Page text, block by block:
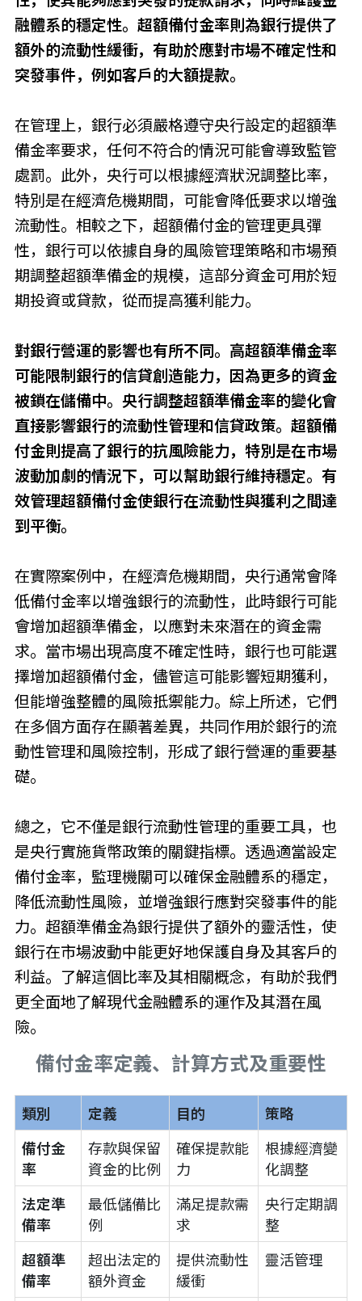
融體系的穩定性。超額備付金率則為銀行提供了
額外的流動性緩衝，有助於應對市場不確定性和
突發事件，例如客戶的大額提款。
在管理上，銀行必須嚴格遵守央行設定的超額準
備金率要求，任何不符合的情況可能會導致監管
處罰。此外，央行可以根據經濟狀況調整比率，
特別是在經濟危機期間，可能會降低要求以增強
流動性。相較之下，超額備付金的管理更具彈
性，銀行可以依據自身的風險管理策略和市場預
期調整超額準備金的規模，這部分資金可用於短
期投資或貸款，從而提高獲利能力。
對銀行營運的影響也有所不同。高超額準備金率
可能限制銀行的信貸創造能力，因為更多的資金
被鎖在儲備中。央行調整超額準備金率的變化會
直接影響銀行的流動性管理和信貸政策。超額備
付金則提高了銀行的抗風險能力，特別是在市場
波動加劇的情況下，可以幫助銀行維持穩定。有
效管理超額備付金使銀行在流動性與獲利之間達
到平衡。
在實際案例中，在經濟危機期間，央行通常會降
低備付金率以增強銀行的流動性，此時銀行可能
會增加超額準備金，以應對未來潛在的資金需
求。當市場出現高度不確定性時，銀行也可能選
擇增加超額備付金，儘管這可能影響短期獲利，
但能增強整體的風險抵禦能力。綜上所述，它們
在多個方面存在顯著差異，共同作用於銀行的流
動性管理和風險控制，形成了銀行營運的重要基
礎。
總之，它不僅是銀行流動性管理的重要工具，也
是央行實施貨幣政策的關鍵指標。透過適當設定
備付金率，監理機關可以確保金融體系的穩定，
降低流動性風險，並增強銀行應對突發事件的能
力。超額準備金為銀行提供了額外的靈活性，使
銀行在市場波動中能更好地保護自身及其客戶的
利益。了解這個比率及其相關概念，有助於我們
更全面地了解現代金融體系的運作及其潛在風
險。
備付金率定義、計算方式及重要性
類別 定義 目的 策略
備付金
率
存款與保留
資金的比例
確保提款能
力
根據經濟變
化調整
法定準
備率
最低儲備比
例
滿足提款需
求
央行定期調
整
超額準
備率
超出法定的
額外資金
提供流動性
緩衝
靈活管理